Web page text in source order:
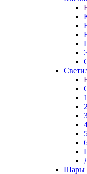
Шары